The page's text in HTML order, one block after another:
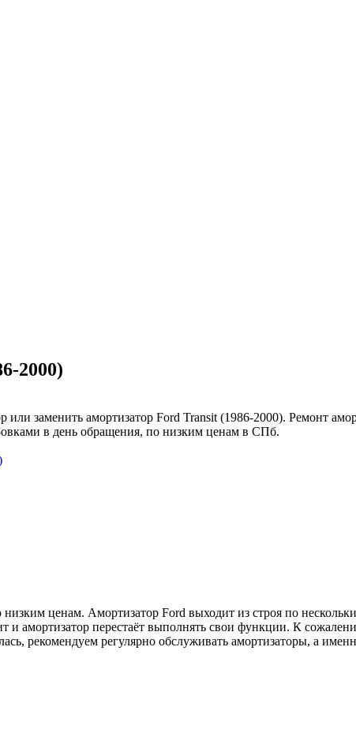
2000)
заменить амортизатор Ford Transit (1986-2000). Ремонт
в день обращения, по низким ценам в СПб.
ценам. Амортизатор Ford выходит из строя по
и амортизатор перестаёт выполнять свои функции. К
рекомендуем регулярно обслуживать амортизаторы, а